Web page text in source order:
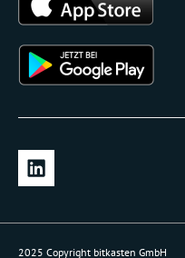
L
i
k
2025 Copyright bitkasten GmbH